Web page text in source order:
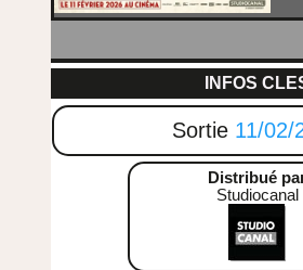
INFOS
Sortie 11/02/
Distribué
Studiocanal